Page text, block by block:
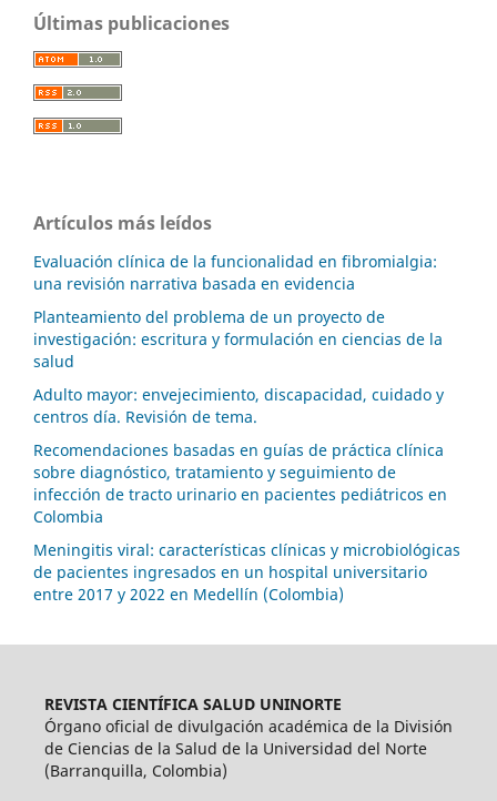
Últimas publicaciones
Artículos más leídos
Evaluación clínica de la funcionalidad en fibromialgia:
una revisión narrativa basada en evidencia
Planteamiento del problema de un proyecto de
investigación: escritura y formulación en ciencias de la
salud
Adulto mayor: envejecimiento, discapacidad, cuidado y
centros día. Revisión de tema.
Recomendaciones basadas en guías de práctica clínica
sobre diagnóstico, tratamiento y seguimiento de
infección de tracto urinario en pacientes pediátricos en
Colombia
Meningitis viral: características clínicas y microbiológicas
de pacientes ingresados en un hospital universitario
entre 2017 y 2022 en Medellín (Colombia)
REVISTA CIENTÍFICA SALUD UNINORTE
Órgano oficial de divulgación académica de la División
de Ciencias de la Salud de la Universidad del Norte
(Barranquilla, Colombia)